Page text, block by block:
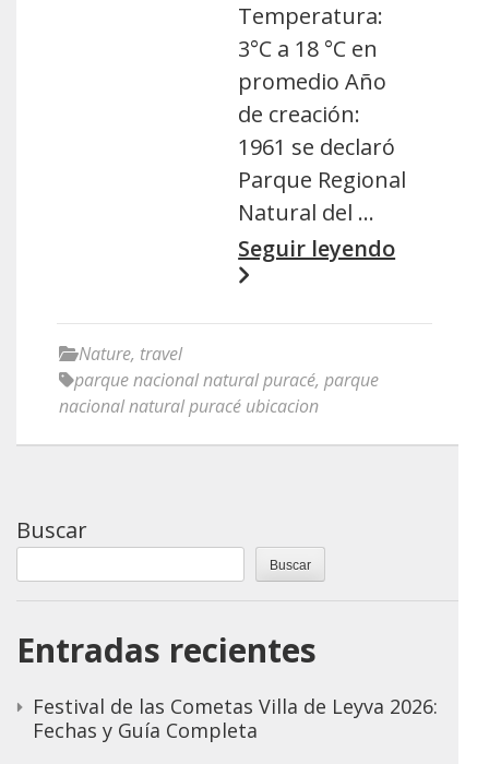
Temperatura:
3°C a 18 °C en
promedio Año
de creación:
1961 se declaró
Parque Regional
Natural del …
Seguir leyendo
Nature, travel
parque nacional natural puracé, parque
nacional natural puracé ubicacion
Buscar
Buscar
Entradas recientes
Festival de las Cometas Villa de Leyva 2026:
Fechas y Guía Completa